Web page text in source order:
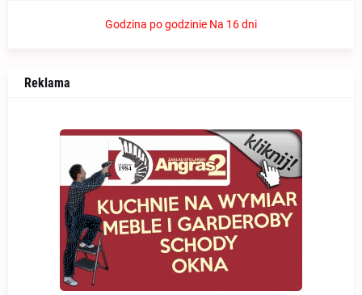
Godzina po godzinie Na 16 dni
Reklama